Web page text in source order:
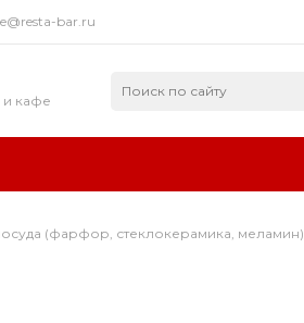
bar.ru
и кафе
(фарфор, стеклокерамика, меламин)